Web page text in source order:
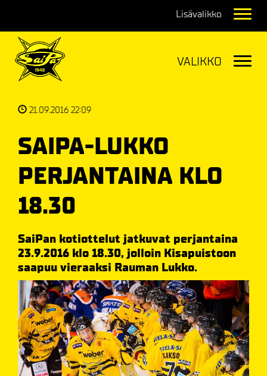
21.09.2016 22:09
SAIPA-LUKKO
PERJANTAINA KLO
18.30
SaiPan kotiottelut jatkuvat perjantaina
23.9.2016 klo 18.30, jolloin Kisapuistoon
saapuu vieraaksi Rauman Lukko.